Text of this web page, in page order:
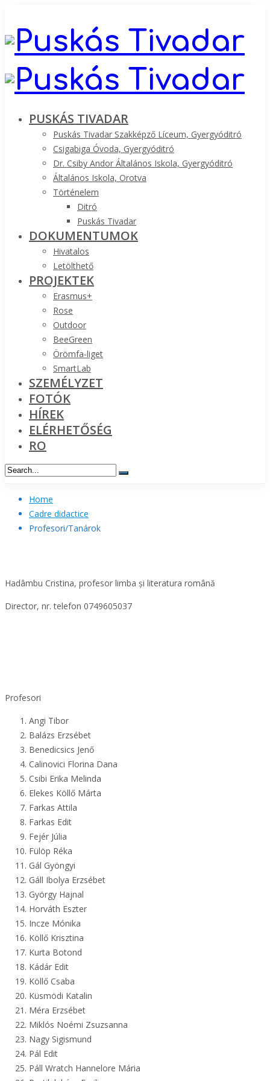
PUSKÁS TIVADAR
Puskás Tivadar Szakképző Líceum, Gyergyóditró
Csigabiga Óvoda, Gyergyóditró
Dr. Csiby Andor Általános Iskola, Gyergyóditró
Általános Iskola, Orotva
Történelem
Ditró
Puskás Tivadar
DOKUMENTUMOK
Hivatalos
Letölthető
PROJEKTEK
Erasmus+
Rose
Outdoor
BeeGreen
Örömfa-liget
SmartLab
SZEMÉLYZET
FOTÓK
HÍREK
ELÉRHETŐSÉG
RO
Home
Cadre didactice
Profesori/Tanárok
Hadâmbu Cristina, profesor limba și literatura română
Director, nr. telefon 0749605037
Profesori
Angi Tibor
Balázs Erzsébet
Benedicsics Jenő
Calinovici Florina Dana
Csibi Erika Melinda
Elekes Köllő Márta
Farkas Attila
Farkas Edit
Fejér Júlia
Fülöp Réka
Gál Gyöngyi
Gáll Ibolya Erzsébet
György Hajnal
Horváth Eszter
Incze Mónika
Köllő Krisztina
Kurta Botond
Kádár Edit
Köllő Csaba
Küsmödi Katalin
Méra Erzsébet
Miklós Noémi Zsuzsanna
Nagy Sigismund
Pál Edit
Páll Wratch Hannelore Mária